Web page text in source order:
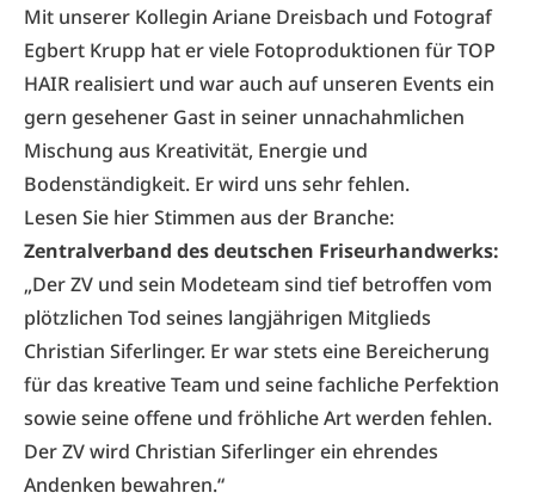
Mit unserer Kollegin Ariane Dreisbach und Fotograf
Egbert Krupp hat er viele Fotoproduktionen für TOP
HAIR realisiert und war auch auf unseren Events ein
gern gesehener Gast in seiner unnachahmlichen
Mischung aus Kreativität, Energie und
Bodenständigkeit. Er wird uns sehr fehlen.
Lesen Sie hier Stimmen aus der Branche:
Zentralverband des deutschen Friseurhandwerks:
„Der ZV und sein Modeteam sind tief betroffen vom
plötzlichen Tod seines langjährigen Mitglieds
Christian Siferlinger. Er war stets eine Bereicherung
für das kreative Team und seine fachliche Perfektion
sowie seine offene und fröhliche Art werden fehlen.
Der ZV wird Christian Siferlinger ein ehrendes
Andenken bewahren.“